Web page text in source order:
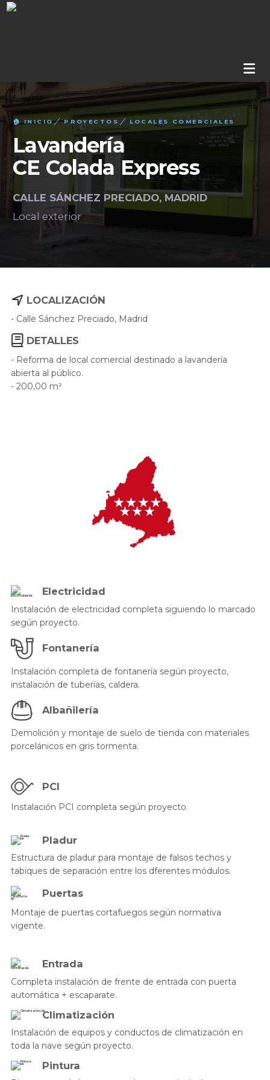
🏠 INICIO PROYECTOS LOCALES COMERCIALES
Lavandería
CE Colada Express
CALLE SÁNCHEZ PRECIADO, MADRID
Local exterior
LOCALIZACIÓN
- Calle Sánchez Preciado, Madrid
DETALLES
- Reforma de local comercial destinado a lavandería
abierta al público.
- 200,00 m²
Electricidad
Instalación de electricidad completa siguiendo lo marcado
según proyecto.
Fontanería
Instalación completa de fontanería según proyecto,
instalación de tuberías, caldera.
Albañilería
Demolición y montaje de suelo de tienda con materiales
porcelánicos en gris tormenta.
PCI
Instalación PCI completa según proyecto.
Pladur
Estructura de pladur para montaje de falsos techos y
tabiques de separación entre los dferentes módulos.
Puertas
Montaje de puertas cortafuegos según normativa
vigente.
Entrada
Completa instalación de frente de entrada con puerta
automática + escaparate.
Climatización
Instalación de equipos y conductos de climatización en
toda la nave según proyecto.
Pintura